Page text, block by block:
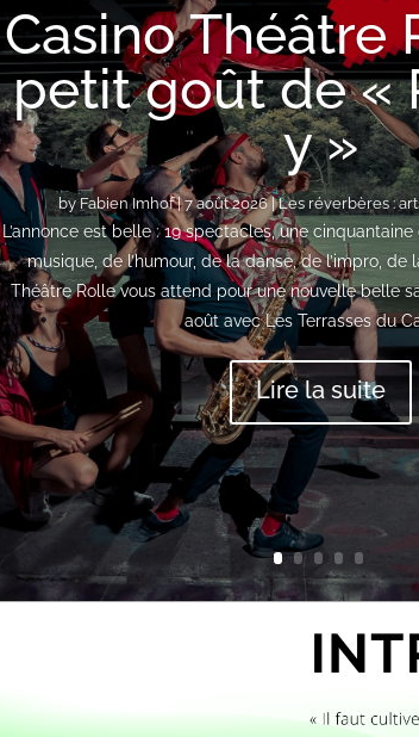
Casino Théâtre
petit goût de «
y »
by Fabien Imhof|7 août 2026|Les réverbères :
L’annonce est belle : 19 spectacles, une
musique, de l’humour, de la danse, de l’impro, de
Théâtre Rolle vous attend pour une nouvelle belle
août avec Les Terrasses du
Lire la suite